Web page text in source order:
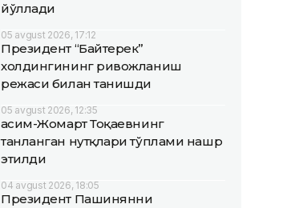
йўллади
05 avgust 2026, 17:12
Президент “Байтерек”
холдингининг ривожланиш
режаси билан танишди
05 avgust 2026, 12:35
Қасим-Жомарт Тоқаевнинг
танланган нутқлари тўплами нашр
этилди
04 avgust 2026, 18:05
Президент Пашинянни